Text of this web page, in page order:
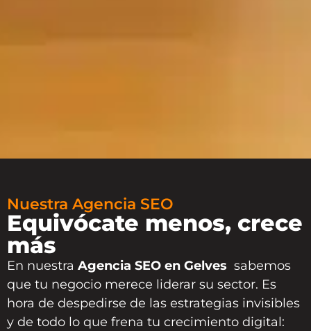
Nuestra Agencia SEO
Equivócate menos, crece
más
En nuestra Agencia SEO en Gelves sabemos
que tu negocio merece liderar su sector. Es
hora de despedirse de las estrategias invisibles
y de todo lo que frena tu crecimiento digital: